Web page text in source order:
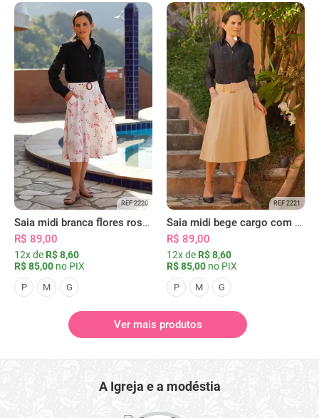
REF 2220
Saia midi branca flores rosas com bolsos
R$ 89,00
12x de R$ 8,60
R$ 85,00 no PIX
P M G
REF 2221
Saia midi bege cargo com bolsos
R$ 89,00
12x de R$ 8,60
R$ 85,00 no PIX
P M G
Ver mais produtos
A Igreja e a modéstia